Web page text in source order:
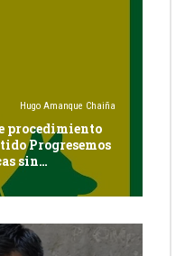
Hugo Amanque Chaiña
procedimiento
Progresemos
sin